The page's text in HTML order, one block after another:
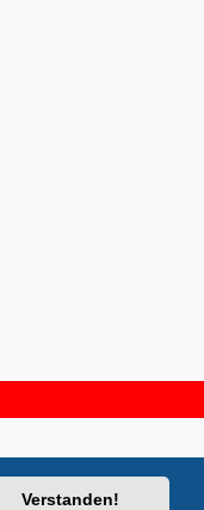
Verstanden!